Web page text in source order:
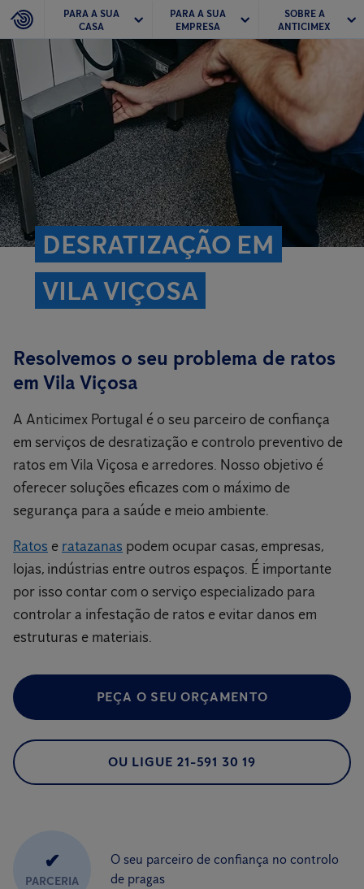
PARA A SUA
CASA
PARA A SUA
EMPRESA
SOBRE A
ANTICIMEX
DESRATIZAÇÃO EM
VILA VIÇOSA
Resolvemos o seu problema de ratos
em Vila Viçosa
A Anticimex Portugal é o seu parceiro de confiança
em serviços de desratização e controlo preventivo de
ratos em Vila Viçosa e arredores. Nosso objetivo é
oferecer soluções eficazes com o máximo de
segurança para a saúde e meio ambiente.
Ratos e ratazanas podem ocupar casas, empresas,
lojas, indústrias entre outros espaços. É importante
por isso contar com o serviço especializado para
controlar a infestação de ratos e evitar danos em
estruturas e materiais.
PEÇA O SEU ORÇAMENTO
OU LIGUE 21-591 30 19
✔
PARCERIA
O seu parceiro de confiança no controlo
de pragas